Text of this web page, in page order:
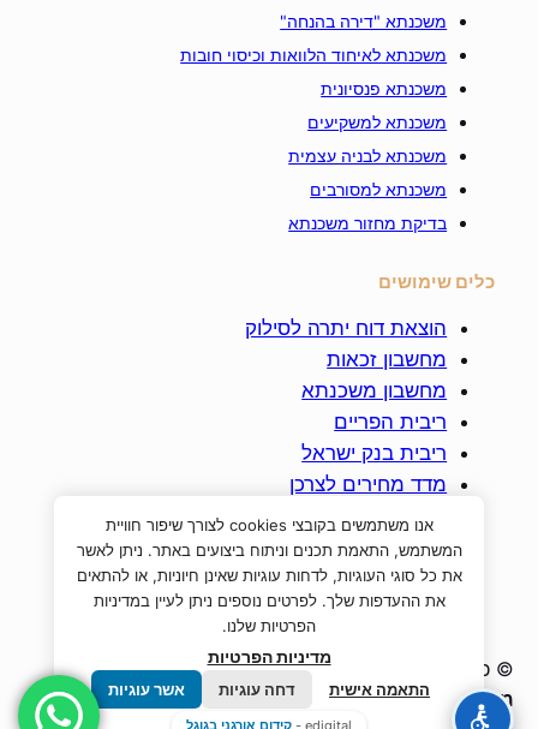
משכנתא "דירה בהנחה"
משכנתא לאיחוד הלוואות וכיסוי חובות
משכנתא פנסיונית
משכנתא למשקיעים
משכנתא לבניה עצמית
משכנתא למסורבים
בדיקת מחזור משכנתא
כלים שימושים
הוצאת דוח יתרה לסילוק
מחשבון זכאות
מחשבון משכנתא
ריבית הפריים
ריבית בנק ישראל
מדד מחירים לצרכן
ביטוח חיים למשכנתא
© כל הזכויות שמורות לחברתא. אור לנתיבתי –
משכנתאות, נדל"ן ופיננסים בע"מ | ח.פ : 517128138 |
אנו משתמשים בקובצי cookies לצורך שיפור חוויית
המשתמש, התאמת תכנים וניתוח ביצועים באתר. ניתן לאשר
את כל סוגי העוגיות, לדחות עוגיות שאינן חיוניות, או להתאים
את ההעדפות שלך. לפרטים נוספים ניתן לעיין במדיניות
הפרטיות שלנו.
מדיניות הפרטיות
התאמה אישית דחה עוגיות אשר עוגיות
edigital - קידום אורגני בגוגל